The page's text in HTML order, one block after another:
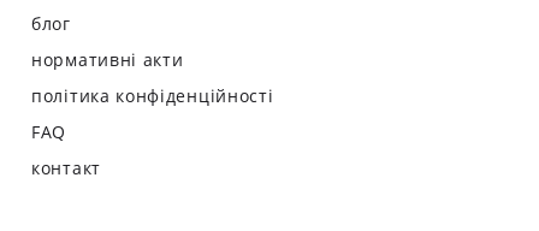
блог
нормативні акти
політика конфіденційності
FAQ
контакт